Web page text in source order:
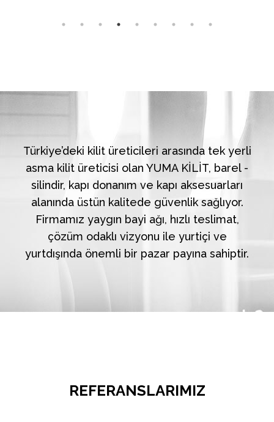
Türkiye’deki kilit üreticileri arasında tek yerli
asma kilit üreticisi olan YUMA KİLİT, barel -
silindir, kapı donanım ve kapı aksesuarları
alanında üstün kalitede güvenlik sağlıyor.
Firmamız yaygın bayi ağı, hızlı teslimat,
çözüm odaklı vizyonu ile yurtiçi ve
yurtdışında önemli bir pazar payına sahiptir.
REFERANSLARIMIZ